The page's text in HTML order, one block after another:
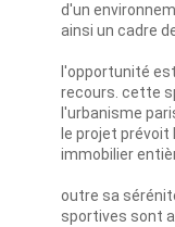
d'un
ainsi un cadre
l'opportunité
recours. cette
l'urbanisme
le projet
immobilier
outre sa
sportives sont